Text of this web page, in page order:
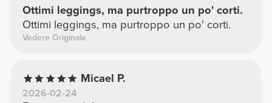
Ottimi leggings, ma purtroppo un po' corti.
Ottimi leggings, ma purtroppo un po' corti.
Vedere Originale
Micael P.
2026-02-24